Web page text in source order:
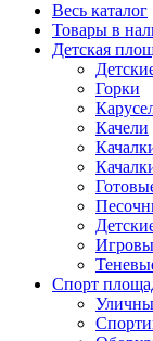
Весь каталог
Товары в
Детская
Горки
Качели
Спорт